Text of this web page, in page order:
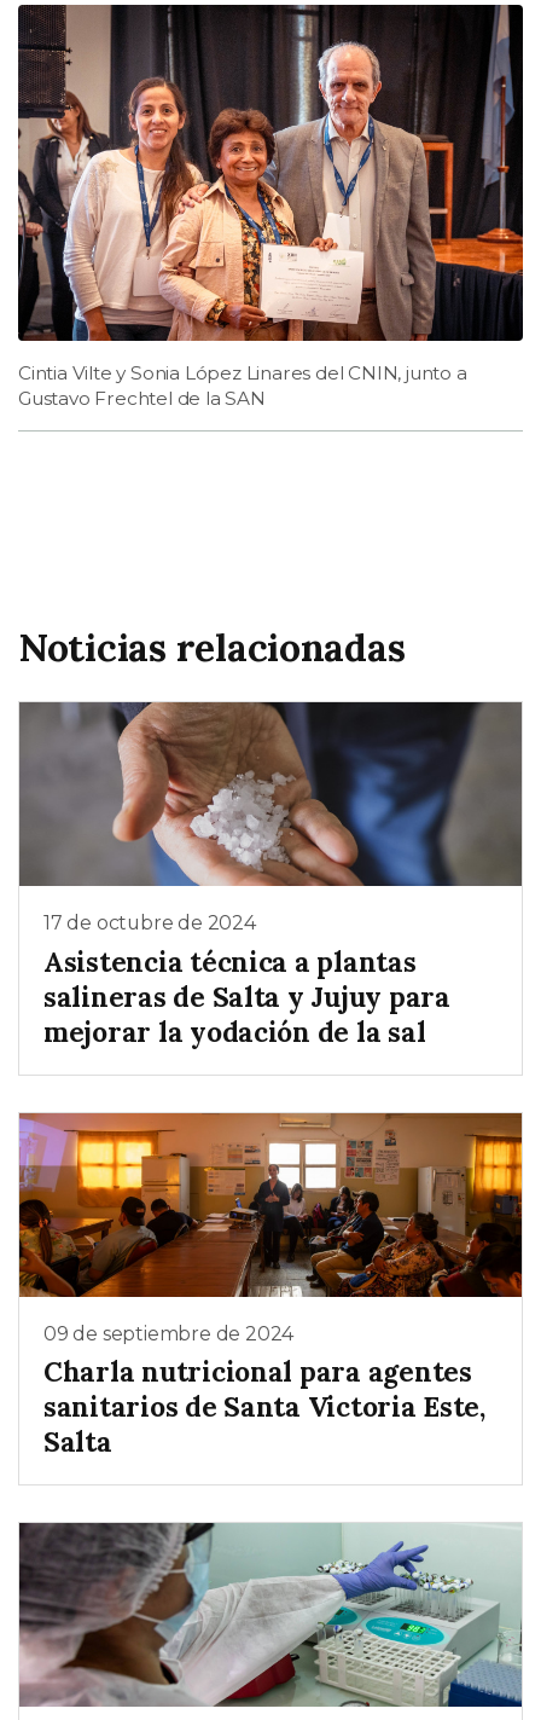
Cintia Vilte y Sonia López Linares del CNIN, junto a
Gustavo Frechtel de la SAN
Noticias relacionadas
17 de octubre de 2024
Asistencia técnica a plantas
salineras de Salta y Jujuy para
mejorar la yodación de la sal
09 de septiembre de 2024
Charla nutricional para agentes
sanitarios de Santa Victoria Este,
Salta